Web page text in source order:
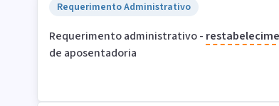
Requerimento Administrativo
Requerimento administrativo -
de aposentadoria